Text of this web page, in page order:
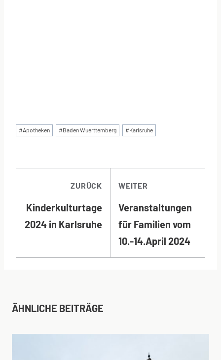
Schlagworte:
#Apotheken #Baden Wuerttemberg #Karlsruhe
ZURÜCK
Kinderkulturtage
2024 in Karlsruhe
WEITER
Veranstaltungen
für Familien vom
10.-14.April 2024
ÄHNLICHE BEITRÄGE